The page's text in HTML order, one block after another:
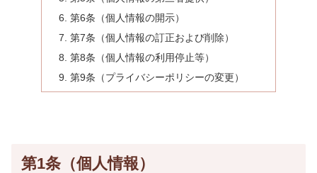
第6条（個人情報の開示）
第7条（個人情報の訂正および削除）
第8条（個人情報の利用停止等）
第9条（プライバシーポリシーの変更）
第1条（個人情報）